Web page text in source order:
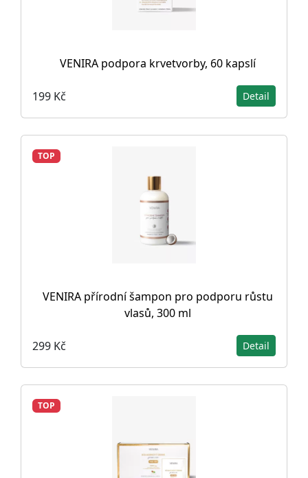
VENIRA podpora krvetvorby, 60 kapslí
199 Kč Detail
TOP
VENIRA přírodní šampon pro podporu růstu
vlasů, 300 ml
299 Kč Detail
TOP